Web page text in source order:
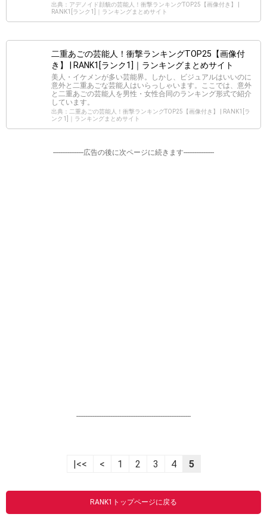
出典：アデノイド顔貌の芸能人！衝撃ランキングTOP25【画像付き】 |
RANK1[ランク1]｜ランキングまとめサイト
二重あごの芸能人！衝撃ランキングTOP25【画像付
き】 | RANK1[ランク1]｜ランキングまとめサイト
美人・イケメンが多い芸能界。しかし、ビジュアルはいいのに
意外と二重あごな芸能人はいらっしゃいます。ここでは、意外
と二重あごの芸能人を男性・女性合同のランキング形式で紹介
しています。
出典：二重あごの芸能人！衝撃ランキングTOP25【画像付き】 | RANK1[ラ
ンク1]｜ランキングまとめサイト
-----------------広告の後に次ページに続きます-----------------
----------------------------------------------------------------
|<< < 1 2 3 4 5
RANK1トップページに戻る